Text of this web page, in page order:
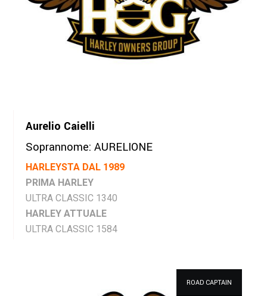
Aurelio Caielli
Soprannome: AURELIONE
HARLEYSTA DAL 1989
PRIMA HARLEY
ULTRA CLASSIC 1340
HARLEY ATTUALE
ULTRA CLASSIC 1584